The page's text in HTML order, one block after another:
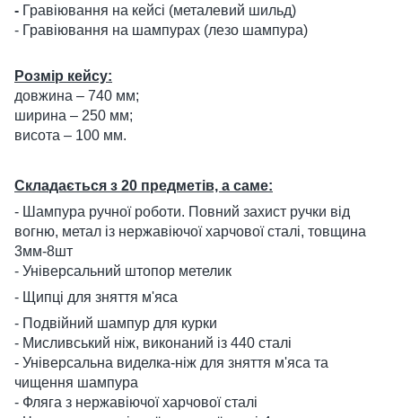
- Гравіювання на кейсі (металевий шильд)
- Гравіювання на шампурах (лезо шампура)
Розмір кейсу:
довжина – 740 мм;
ширина – 250 мм;
висота – 100 мм.
Складається з 20 предметів, а саме:
- Шампура ручної роботи. Повний захист ручки від
вогню, метал із нержавіючої харчової сталі, товщина
3мм-8шт
- Універсальний штопор метелик
- Щипці для зняття м'яса
- Подвійний шампур для курки
- Мисливський ніж, виконаний із 440 сталі
- Універсальна виделка-ніж для зняття м'яса та
чищення шампура
- Фляга з нержавіючої харчової сталі